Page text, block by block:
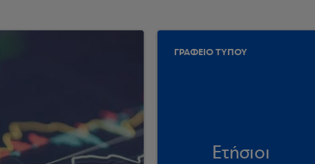
ΓΡΑΦΕΙΟ ΤΥΠΟΥ
Ετήσιοι